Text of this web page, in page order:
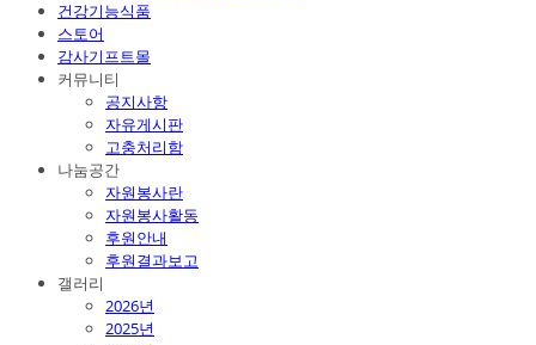
건강기능식품
스토어
감사기프트몰
커뮤니티
공지사항
자유게시판
고충처리함
나눔공간
자원봉사란
자원봉사활동
후원안내
후원결과보고
갤러리
2026년
2025년